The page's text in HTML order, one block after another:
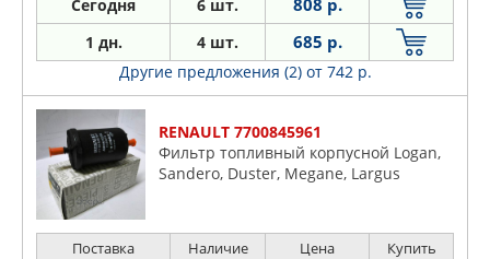
Сегодня 6 шт. 808 р.
1 дн. 4 шт. 685 р.
Другие предложения (2) от 742 р.
RENAULT 7700845961
Фильтр топливный корпусной Logan,
Sandero, Duster, Megane, Largus
Поставка Наличие Цена Купить